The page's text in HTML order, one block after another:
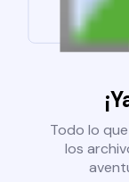
Todo lo
los